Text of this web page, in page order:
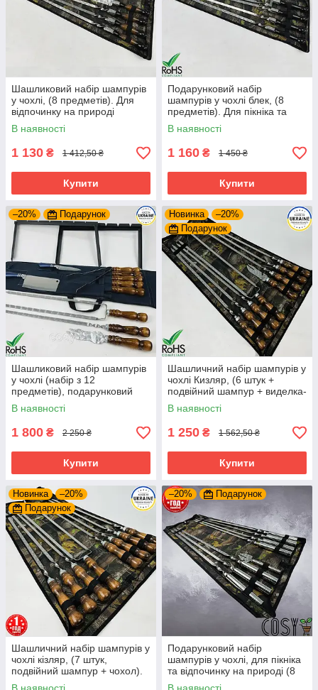
Шашликовий набір шампурів
у чохлі, (8 предметів). Для
відпочинку на природі
В наявності
1 130 ₴ 1 412,50 ₴
Купити
Подарунковий набір
шампурів у чохлі блек, (8
предметів). Для пікніка та
відпочинку на природі
В наявності
1 160 ₴ 1 450 ₴
Купити
–20% Подарунок
Шашликовий набір шампурів
у чохлі (набір з 12
предметів), подарунковий
набір для пікніка
В наявності
1 800 ₴ 2 250 ₴
Купити
Новинка
–20%
Подарунок
Шашличний набір шампурів у
чохлі Кизляр, (6 штук +
подвійний шампур + виделка-
ніж).Для пікніка
В наявності
1 250 ₴ 1 562,50 ₴
Купити
Новинка
–20%
Подарунок
Шашличний набір шампурів у
чохлі кізляр, (7 штук,
подвійний шампур + чохол).
Для відпочинку на природі
–20% Подарунок
Подарунковий набір
шампурів у чохлі, для пікніка
та відпочинку на природі (8
предметів)